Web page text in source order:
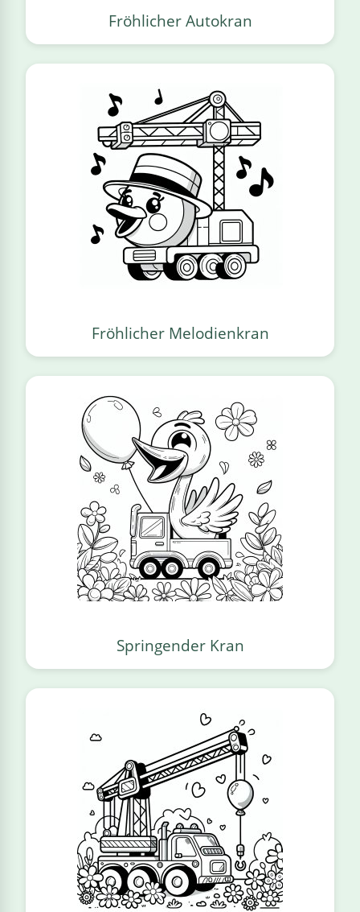
Fröhlicher Autokran
Fröhlicher Melodienkran
Springender Kran